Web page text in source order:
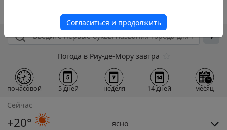
Погода в Риу-де-Мору завтра
почасовой 5 дней неделя 14 дней месяц
Сейчас
+20° ясно
Согласиться и продолжить